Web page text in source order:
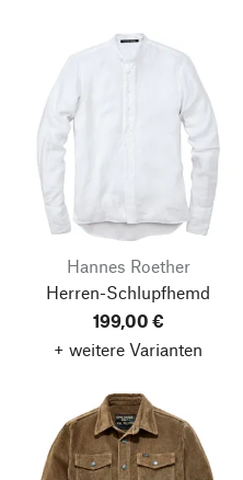
Hannes Roether
Herren-Schlupfhemd
199,00 €
+ weitere Varianten